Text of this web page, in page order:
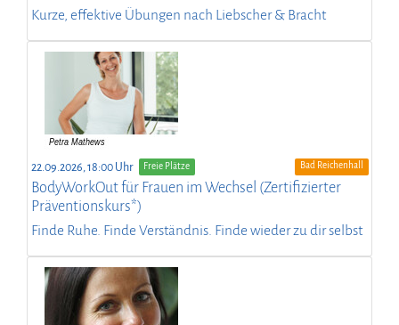
Kurze, effektive Übungen nach Liebscher & Bracht
22.09.2026, 18:00 Uhr Freie Plätze Bad Reichenhall
BodyWorkOut für Frauen im Wechsel (Zertifizierter
Präventionskurs*)
Finde Ruhe. Finde Verständnis. Finde wieder zu dir selbst